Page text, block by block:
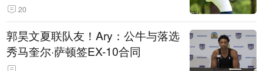
20
郭昊文夏联队友！Ary：公牛与落选
秀马奎尔·萨顿签EX-10合同